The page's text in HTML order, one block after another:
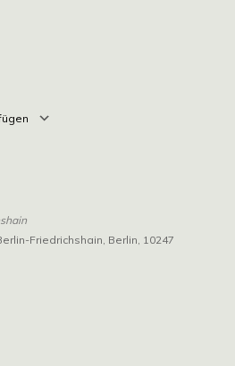
Friedrichshain, Berlin, 10247